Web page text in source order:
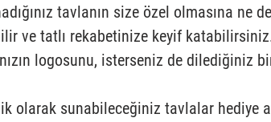
tavlanın size özel olmasına ne
ve tatlı rekabetinize keyif
logosunu, isterseniz de dilediğiniz
olarak sunabileceğiniz tavlalar hediye